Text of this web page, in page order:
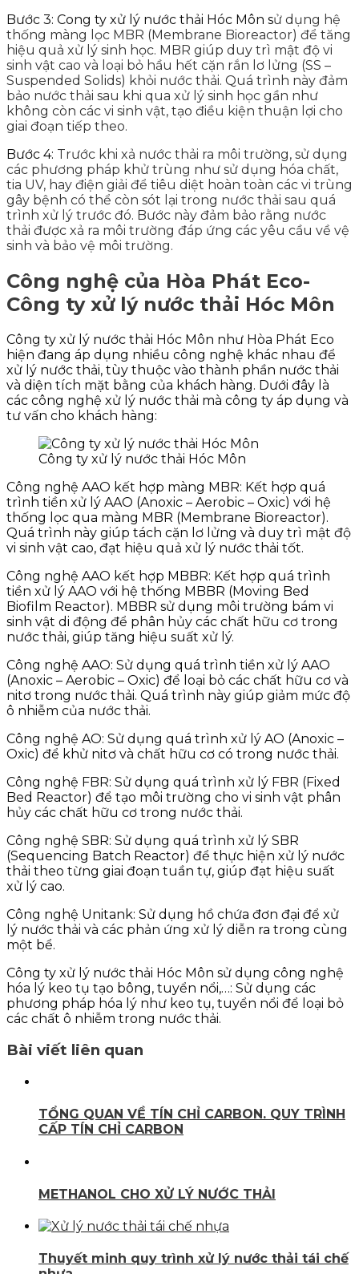
Bước 3: Cong ty xử lý nước thải Hóc Môn sử dụng hệ
thống màng lọc MBR (Membrane Bioreactor) để tăng
hiệu quả xử lý sinh học. MBR giúp duy trì mật độ vi
sinh vật cao và loại bỏ hầu hết cặn rắn lơ lửng (SS –
Suspended Solids) khỏi nước thải. Quá trình này đảm
bảo nước thải sau khi qua xử lý sinh học gần như
không còn các vi sinh vật, tạo điều kiện thuận lợi cho
giai đoạn tiếp theo.
Bước 4: Trước khi xả nước thải ra môi trường, sử dụng
các phương pháp khử trùng như sử dụng hóa chất,
tia UV, hay điện giải để tiêu diệt hoàn toàn các vi trùng
gây bệnh có thể còn sót lại trong nước thải sau quá
trình xử lý trước đó. Bước này đảm bảo rằng nước
thải được xả ra môi trường đáp ứng các yêu cầu về vệ
sinh và bảo vệ môi trường.
Công nghệ của Hòa Phát Eco-
Công ty xử lý nước thải Hóc Môn
Công ty xử lý nước thải Hóc Môn như Hòa Phát Eco
hiện đang áp dụng nhiều công nghệ khác nhau để
xử lý nước thải, tùy thuộc vào thành phần nước thải
và diện tích mặt bằng của khách hàng. Dưới đây là
các công nghệ xử lý nước thải mà công ty áp dụng và
tư vấn cho khách hàng:
Công ty xử lý nước thải Hóc Môn
Công nghệ AAO kết hợp màng MBR: Kết hợp quá
trình tiền xử lý AAO (Anoxic – Aerobic – Oxic) với hệ
thống lọc qua màng MBR (Membrane Bioreactor).
Quá trình này giúp tách cặn lơ lửng và duy trì mật độ
vi sinh vật cao, đạt hiệu quả xử lý nước thải tốt.
Công nghệ AAO kết hợp MBBR: Kết hợp quá trình
tiền xử lý AAO với hệ thống MBBR (Moving Bed
Biofilm Reactor). MBBR sử dụng môi trường bám vi
sinh vật di động để phân hủy các chất hữu cơ trong
nước thải, giúp tăng hiệu suất xử lý.
Công nghệ AAO: Sử dụng quá trình tiền xử lý AAO
(Anoxic – Aerobic – Oxic) để loại bỏ các chất hữu cơ và
nitơ trong nước thải. Quá trình này giúp giảm mức độ
ô nhiễm của nước thải.
Công nghệ AO: Sử dụng quá trình xử lý AO (Anoxic –
Oxic) để khử nitơ và chất hữu cơ có trong nước thải.
Công nghệ FBR: Sử dụng quá trình xử lý FBR (Fixed
Bed Reactor) để tạo môi trường cho vi sinh vật phân
hủy các chất hữu cơ trong nước thải.
Công nghệ SBR: Sử dụng quá trình xử lý SBR
(Sequencing Batch Reactor) để thực hiện xử lý nước
thải theo từng giai đoạn tuần tự, giúp đạt hiệu suất
xử lý cao.
Công nghệ Unitank: Sử dụng hồ chứa đơn đại để xử
lý nước thải và các phản ứng xử lý diễn ra trong cùng
một bể.
Công ty xử lý nước thải Hóc Môn sử dụng công nghệ
hóa lý keo tụ tạo bông, tuyển nổi,…: Sử dụng các
phương pháp hóa lý như keo tụ, tuyển nổi để loại bỏ
các chất ô nhiễm trong nước thải.
Bài viết liên quan
TỔNG QUAN VỀ TÍN CHỈ CARBON. QUY TRÌNH
CẤP TÍN CHỈ CARBON
METHANOL CHO XỬ LÝ NƯỚC THẢI
Thuyết minh quy trình xử lý nước thải tái chế